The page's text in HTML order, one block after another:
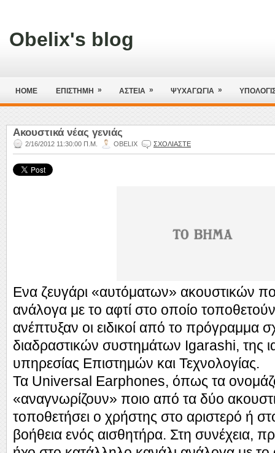
Obelix's blog
HOME ΕΠΙΣΤΗΜΗ » ΑΣΤΕΙΑ » ΨΥΧΑΓΩΓΙΑ »
Ακουστικά νέας γενιάς
2/16/2012 11:30:00 Π.Μ. OBELIX ΣΧΟΛΙΑΣΤΕ
Ενα ζευγάρι «αυτόματων» ακουστικών
ανάλογα με το αφτί στο οποίο
ανέπτυξαν οι ειδικοί από το πρόγραμμα
διαδραστικών συστημάτων Igarashi, της
υπηρεσίας Επιστημών και Τεχνολογίας.
Τα Universal Earphones, όπως τα
«αναγνωρίζουν» ποιο από τα δύο
τοποθετήσει ο χρήστης στο αριστερό ή
βοήθεια ενός αισθητήρα. Στη συνέχεια,